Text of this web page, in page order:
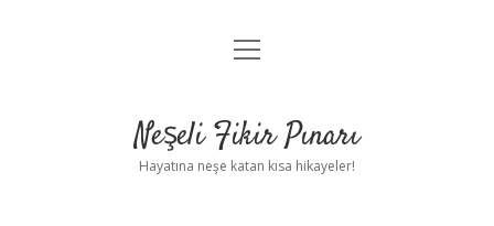
Anasayfa
Yasal Uyarı
menüyü
Neşeli Fikir Pınarı
Hayatına neşe katan kısa hikayeler!